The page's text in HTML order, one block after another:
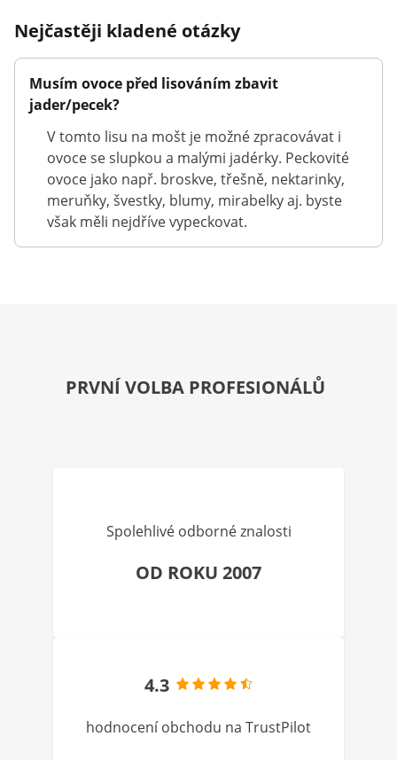
Nejčastěji kladené otázky
Musím ovoce před lisováním zbavit
jader/pecek?
V tomto lisu na mošt je možné zpracovávat i
ovoce se slupkou a malými jadérky. Peckovité
ovoce jako např. broskve, třešně, nektarinky,
meruňky, švestky, blumy, mirabelky aj. byste
však měli nejdříve vypeckovat.
PRVNÍ VOLBA PROFESIONÁLŮ
Spolehlivé odborné znalosti
OD ROKU 2007
4.3
hodnocení obchodu na TrustPilot